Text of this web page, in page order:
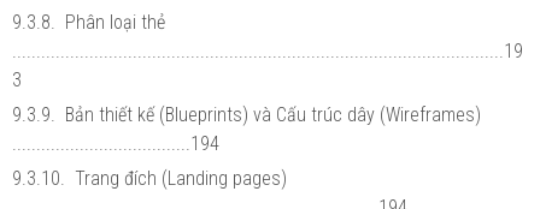
9.3.8. Phân loại thẻ
......................................................................................................19
3
9.3.9. Bản thiết kế (Blueprints) và Cấu trúc dây (Wireframes)
.....................................194
9.3.10. Trang đích (Landing pages)